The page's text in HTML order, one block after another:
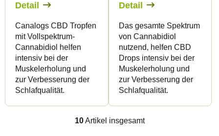
Detail
Canalogs CBD Tropfen
mit Vollspektrum-
Cannabidiol helfen
intensiv bei der
Muskelerholung und
zur Verbesserung der
Schlafqualität.
Detail
Das gesamte Spektrum
von Cannabidiol
nutzend, helfen CBD
Drops intensiv bei der
Muskelerholung und
zur Verbesserung der
Schlafqualität.
S
10Artikel insgesamt